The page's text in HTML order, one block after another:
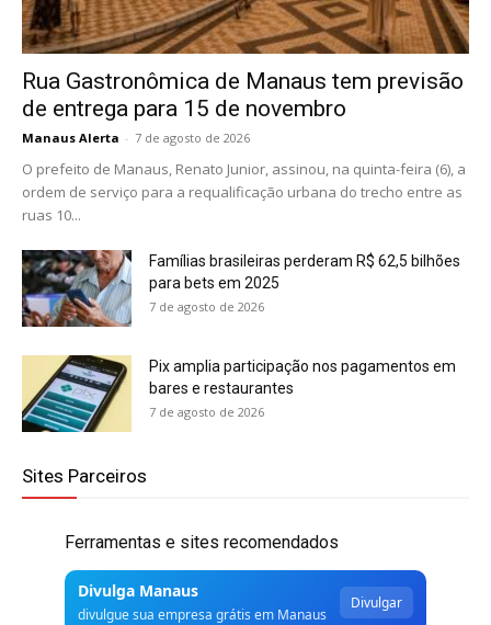
Rua Gastronômica de Manaus tem previsão
de entrega para 15 de novembro
Manaus Alerta - 7 de agosto de 2026
O prefeito de Manaus, Renato Junior, assinou, na quinta-feira (6), a
ordem de serviço para a requalificação urbana do trecho entre as
ruas 10...
Famílias brasileiras perderam R$ 62,5 bilhões
para bets em 2025
7 de agosto de 2026
Pix amplia participação nos pagamentos em
bares e restaurantes
7 de agosto de 2026
Sites Parceiros
Ferramentas e sites recomendados
Divulga Manaus
divulgue sua empresa grátis em Manaus
Divulgar